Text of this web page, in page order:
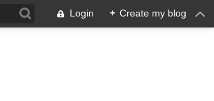
Login + Create my blog